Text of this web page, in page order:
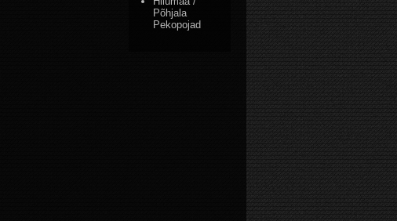
Põhjala
Pekopojad